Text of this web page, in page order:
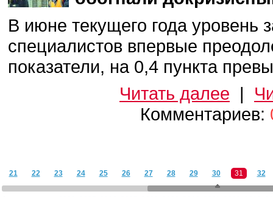
В июне текущего года уровень
специалистов впервые
показатели, на 0,4 пункта
Читать далее |
Комментариев:
21 22 23 24 25 26 27 28 29 30 31 32